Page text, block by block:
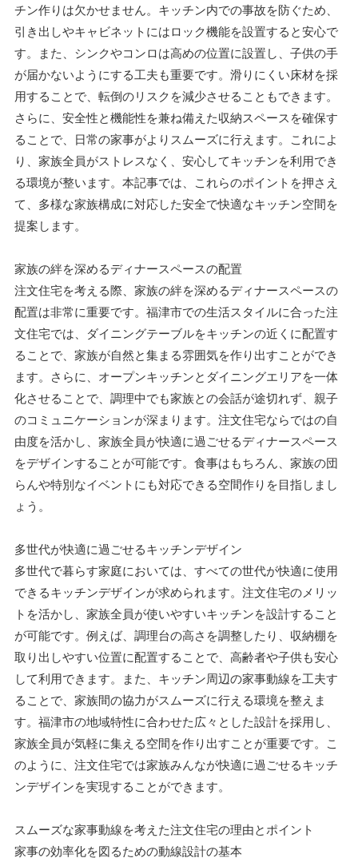
チン作りは欠かせません。キッチン内での事故を防ぐため、
引き出しやキャビネットにはロック機能を設置すると安心で
す。また、シンクやコンロは高めの位置に設置し、子供の手
が届かないようにする工夫も重要です。滑りにくい床材を採
用することで、転倒のリスクを減少させることもできます。
さらに、安全性と機能性を兼ね備えた収納スペースを確保す
ることで、日常の家事がよりスムーズに行えます。これによ
り、家族全員がストレスなく、安心してキッチンを利用でき
る環境が整います。本記事では、これらのポイントを押さえ
て、多様な家族構成に対応した安全で快適なキッチン空間を
提案します。
家族の絆を深めるディナースペースの配置
注文住宅を考える際、家族の絆を深めるディナースペースの
配置は非常に重要です。福津市での生活スタイルに合った注
文住宅では、ダイニングテーブルをキッチンの近くに配置す
ることで、家族が自然と集まる雰囲気を作り出すことができ
ます。さらに、オープンキッチンとダイニングエリアを一体
化させることで、調理中でも家族との会話が途切れず、親子
のコミュニケーションが深まります。注文住宅ならではの自
由度を活かし、家族全員が快適に過ごせるディナースペース
をデザインすることが可能です。食事はもちろん、家族の団
らんや特別なイベントにも対応できる空間作りを目指しまし
ょう。
多世代が快適に過ごせるキッチンデザイン
多世代で暮らす家庭においては、すべての世代が快適に使用
できるキッチンデザインが求められます。注文住宅のメリッ
トを活かし、家族全員が使いやすいキッチンを設計すること
が可能です。例えば、調理台の高さを調整したり、収納棚を
取り出しやすい位置に配置することで、高齢者や子供も安心
して利用できます。また、キッチン周辺の家事動線を工夫す
ることで、家族間の協力がスムーズに行える環境を整えま
す。福津市の地域特性に合わせた広々とした設計を採用し、
家族全員が気軽に集える空間を作り出すことが重要です。こ
のように、注文住宅では家族みんなが快適に過ごせるキッチ
ンデザインを実現することができます。
スムーズな家事動線を考えた注文住宅の理由とポイント
家事の効率化を図るための動線設計の基本